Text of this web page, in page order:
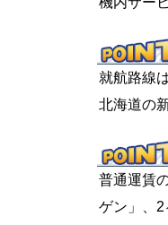
就航路線
北海道の
普通運賃
ゲン」、